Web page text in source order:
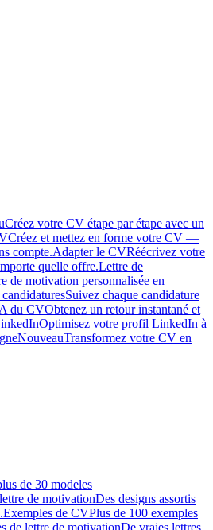
Créez votre CV étape par étape avec un
Créez et mettez en forme votre CV —
compte.Adapter le CVRéécrivez votre
quelle offre.Lettre de
de motivation personnalisée en
Suivez chaque candidature
du CVObtenez un retour instantané et
Optimisez votre profil LinkedIn à
NouveauTransformez votre CV en
de 30 modeles
de motivationDes designs assortis
Exemples de CVPlus de 100 exemples